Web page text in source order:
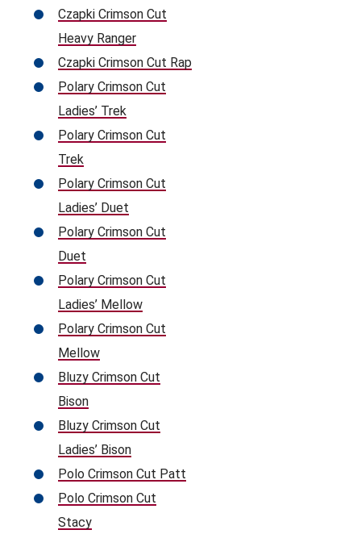
Czapki Crimson Cut
Heavy Ranger
Czapki Crimson Cut Rap
Polary Crimson Cut
Ladies’ Trek
Polary Crimson Cut
Trek
Polary Crimson Cut
Ladies’ Duet
Polary Crimson Cut
Duet
Polary Crimson Cut
Ladies’ Mellow
Polary Crimson Cut
Mellow
Bluzy Crimson Cut
Bison
Bluzy Crimson Cut
Ladies’ Bison
Polo Crimson Cut Patt
Polo Crimson Cut
Stacy